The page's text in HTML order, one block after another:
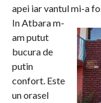
apei iar vantul mi-a
In Atbara m-
am putut
bucura de
putin
confort. Este
un orasel